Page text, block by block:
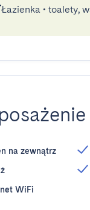
Łazienka • toalety,
na zewnątrz
WiFi